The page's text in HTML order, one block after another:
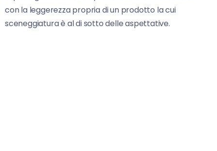
con la leggerezza propria di un prodotto la cui
sceneggiatura è al di sotto delle aspettative.